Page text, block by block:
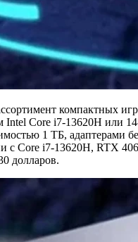
компактных
Intel Core i7-13620H или
1 ТБ, адаптерами
с Core i7-13620H, RTX
долларов.